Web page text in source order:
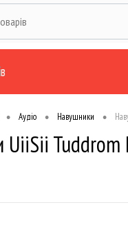
• Аудіо • Навушники •
Tuddrom